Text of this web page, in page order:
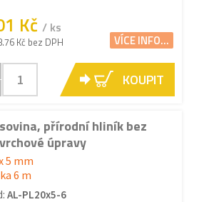
Kč / ks
Kč bez DPH VÍCE INFO...
KOUPIT
přírodní hliník bez
úpravy
5 mm
6 m
AL-PL20x5-6